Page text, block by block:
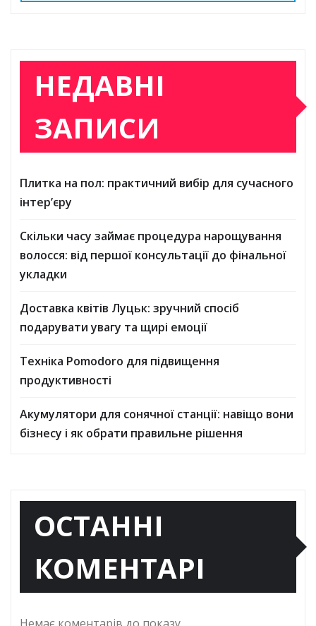
НЕДАВНІ
ЗАПИСИ
Плитка на пол: практичний вибір для сучасного
інтер’єру
Скільки часу займає процедура нарощування
волосся: від першої консультації до фінальної
укладки
Доставка квітів Луцьк: зручний спосіб
подарувати увагу та щирі емоції
Техніка Pomodoro для підвищення
продуктивності
Акумулятори для сонячної станції: навіщо вони
бізнесу і як обрати правильне рішення
ОСТАННІ
КОМЕНТАРІ